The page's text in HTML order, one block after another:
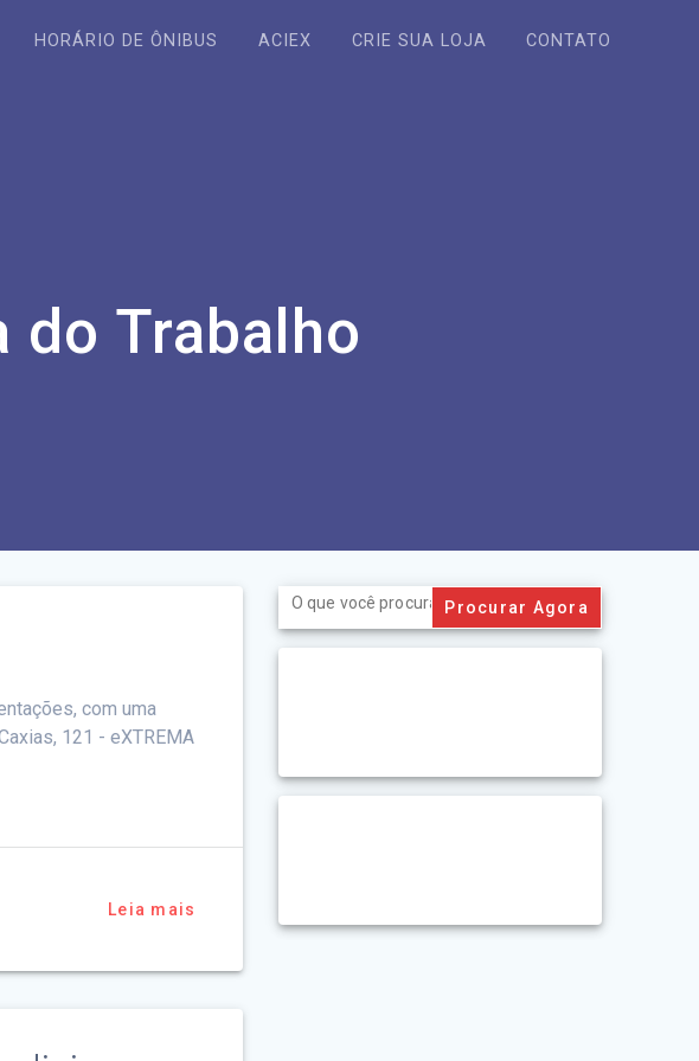
HORÁRIO DE ÔNIBUS ACIEX CRIE SUA LOJA CONTATO
do Trabalho
com uma
121 - eXTREMA
Leia mais
Search
for: